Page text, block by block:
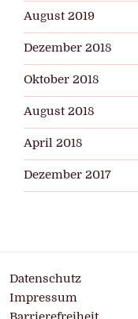
August 2019
Dezember 2018
Oktober 2018
August 2018
April 2018
Dezember 2017
Datenschutz
Impressum